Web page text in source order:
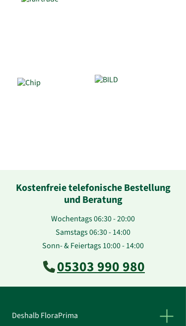
Kostenfreie telefonische Bestellung
und Beratung
Wochentags 06:30 - 20:00
Samstags 06:30 - 14:00
Sonn- & Feiertags 10:00 - 14:00
05303 990 980
Deshalb FloraPrima